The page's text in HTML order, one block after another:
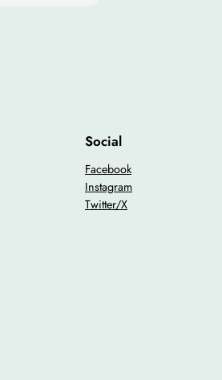
Social
Facebook
Instagram
Twitter/X